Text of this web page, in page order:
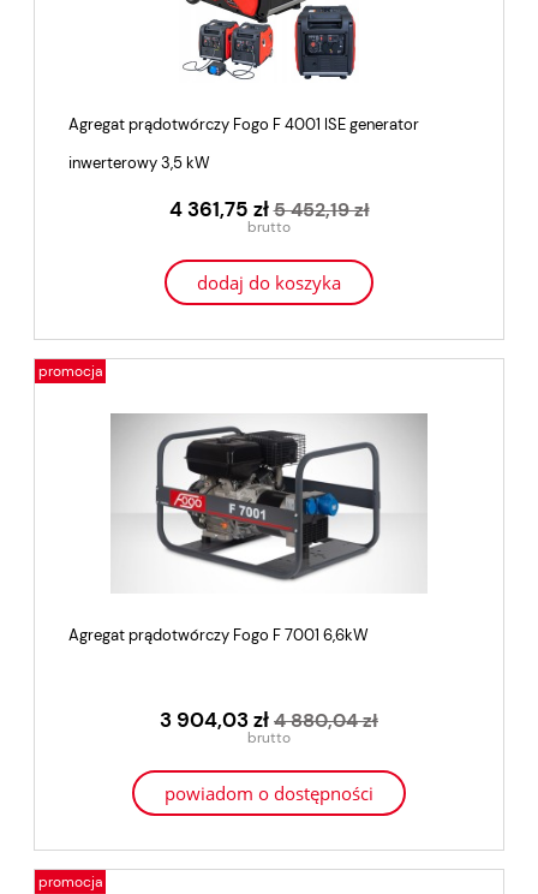
Agregat prądotwórczy Fogo F 4001 ISE generator
inwerterowy 3,5 kW
4 361,75 zł5 452,19 zł
dodaj do koszyka
Agregat prądotwórczy Fogo F 7001 6,6kW
3 904,03 zł4 880,04 zł
powiadom o dostępności
promocja
promocja